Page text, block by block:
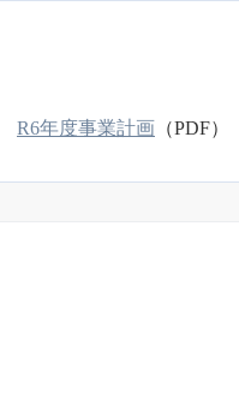
R6年度事業計画 （PDF）